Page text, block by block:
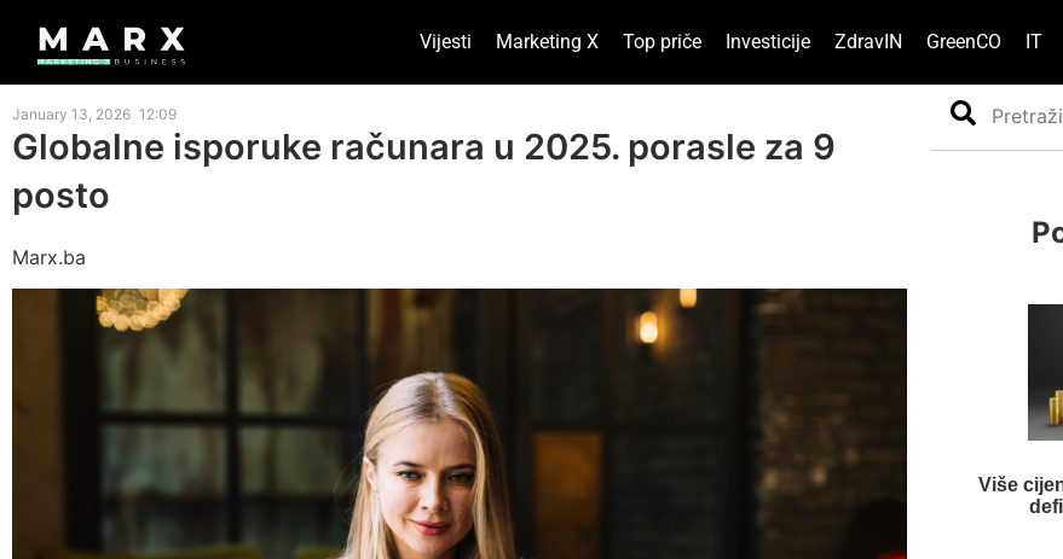
Vijesti Marketing X Top priče Investicije ZdravIN GreenCO IT
January 13, 2026 12:09
Globalne isporuke računara u 2025. porasle za 9
posto
Marx.ba
Search
Više